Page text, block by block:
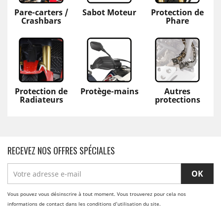
Pare-carters /
Crashbars
Sabot Moteur Protection de
Phare
Protection de
Radiateurs
Protège-mains Autres
protections
RECEVEZ NOS OFFRES SPÉCIALES
Vous pouvez vous désinscrire à tout moment. Vous trouverez pour cela nos
informations de contact dans les conditions d'utilisation du site.